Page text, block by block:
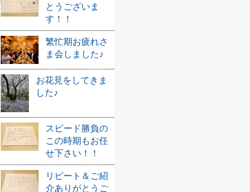
とうございま
す！！
繁忙期お疲れさ
ま会しました♪
お花見をしてきま
した♪
スピード勝負の
この時期もお任
せ下さい！！
リピート＆ご紹
介ありがとうご